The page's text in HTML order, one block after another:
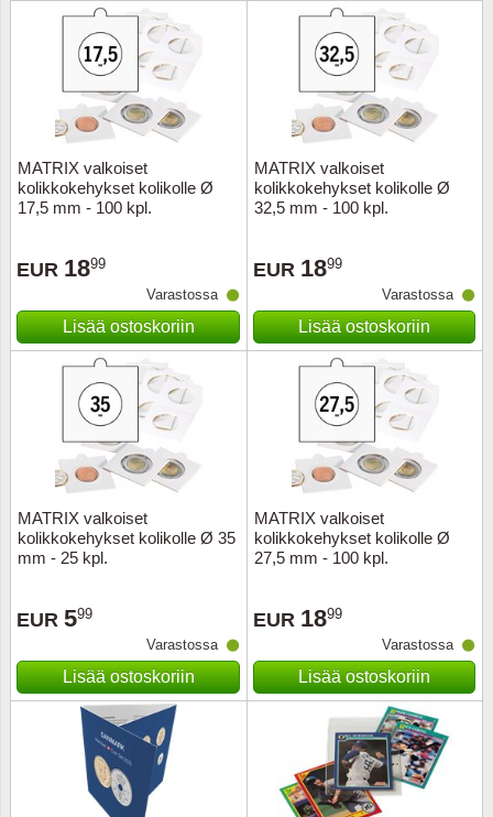
MATRIX valkoiset
kolikkokehykset kolikolle Ø
17,5 mm - 100 kpl.
EUR 1899
Varastossa
Lisää ostoskoriin
MATRIX valkoiset
kolikkokehykset kolikolle Ø
32,5 mm - 100 kpl.
EUR 1899
Varastossa
Lisää ostoskoriin
MATRIX valkoiset
kolikkokehykset kolikolle Ø 35
mm - 25 kpl.
EUR 599
Varastossa
Lisää ostoskoriin
MATRIX valkoiset
kolikkokehykset kolikolle Ø
27,5 mm - 100 kpl.
EUR 1899
Varastossa
Lisää ostoskoriin